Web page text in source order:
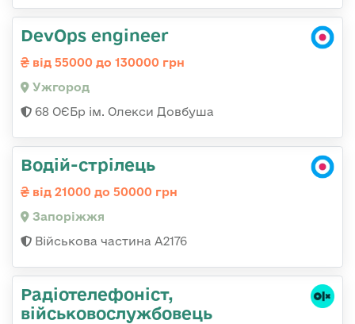
DevOps engineer
від 55000 до 130000 грн
Ужгород
68 ОЄБр ім. Олекси Довбуша
Водій-стрілець
від 21000 до 50000 грн
Запоріжжя
Військова частина А2176
Радіотелефоніст,
військовослужбовець